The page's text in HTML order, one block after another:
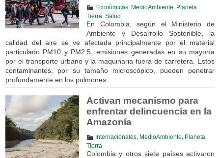
Económicas, MedioAmbiente
Planeta
Tierra Salud
En Colombia, según el Ministerio de
Ambiente y Desarrollo Sostenible, la
calidad del aire se ve afectada principalmente por el material
particulado PM10 y PM2.5, emisiones generadas en su mayoría
por el transporte urbano y la maquinaria fuera de carretera. Estos
contaminantes, por su tamaño microscópico, pueden penetrar
profundamente en los pulmones
Activan mecanismo para
enfrentar delincuencia en la
Amazonía
Internacionales, MedioAmbiente
Planeta
Tierra
Colombia y otros siete países activaron